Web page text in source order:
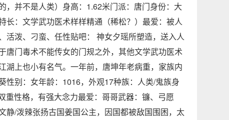
，并不是人类）身高：1.62米门派：唐门身份：大
长：文学武功医术样样精通（稀松？）最爱：被人
活泼、刁蛮、任性贴吧： 神女夕瑶所塑造，送入人
唐门毒术不能传女的门规之外，其他文学武功医术
湖上也小有名气。一年前，唐坤年老病重，家族内
性别：女年龄：1016，外观17种族：人类/鬼族身
重性格，有强大念力最爱：哥哥武器：镰、弓愿
/泼辣张扬古国姜国公主，因国都被敌国围困，太